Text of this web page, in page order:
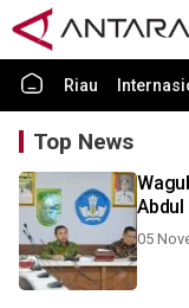
Riau
Top News
Abdul
05